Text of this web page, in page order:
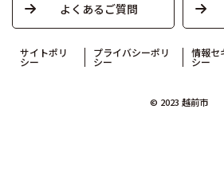
よくあるご質問
サイトポリ
シー
プライバシーポリ
シー
情報セ
シー
© 2023 越前市